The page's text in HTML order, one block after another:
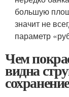
большую
значит не
параметр
Чем
видна